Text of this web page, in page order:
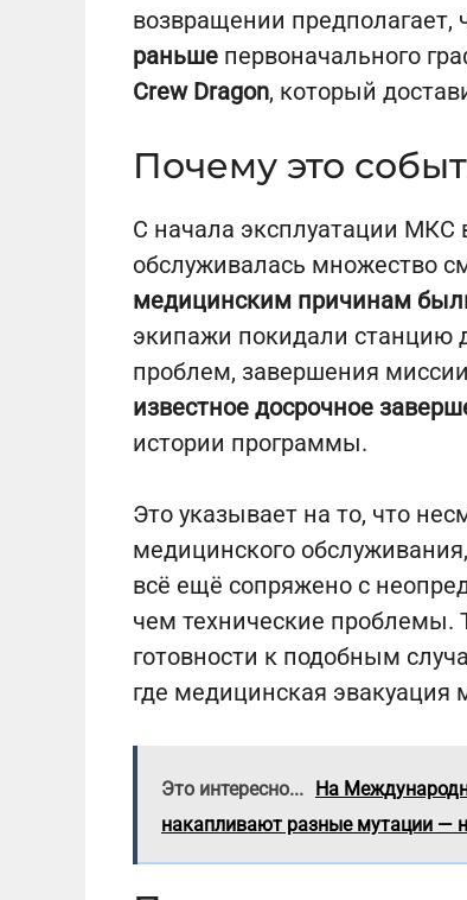
возвращении предполагает,
раньше первоначального
Crew Dragon, который
Почему это
С начала эксплуатации МКС
обслуживалась множество
медицинским причинам
экипажи покидали станцию
проблем, завершения
известное досрочное
истории программы.
Это указывает на то, что
медицинского
всё ещё сопряжено с
чем технические проблемы.
готовности к подобным
где медицинская
Это интересно... На
накапливают разные мутации —